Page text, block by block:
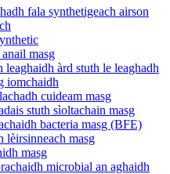
fala synthetigeach airson
masg
àrd stuth le leaghadh
iomchaidh
cuideam masg
stuth sìoltachain masg
bacteria masg (BFE)
lèirsinneach masg
masg
microbial an aghaidh